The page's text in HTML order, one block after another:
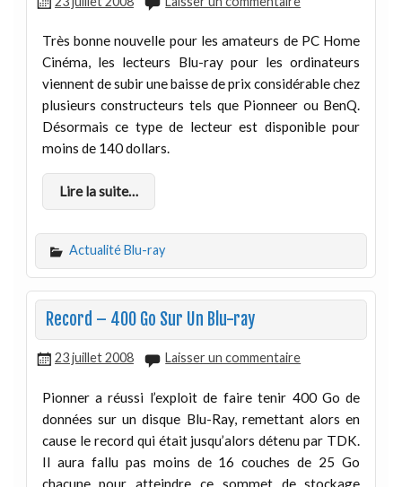
Très bonne nouvelle pour les amateurs de PC Home
Cinéma, les lecteurs Blu-ray pour les ordinateurs
viennent de subir une baisse de prix considérable chez
plusieurs constructeurs tels que Pionneer ou BenQ.
Désormais ce type de lecteur est disponible pour
moins de 140 dollars.
Lire la suite…
Actualité Blu-ray
Record – 400 Go Sur Un Blu-ray
23 juillet 2008 Laisser un commentaire
Pionner a réussi l’exploit de faire tenir 400 Go de
données sur un disque Blu-Ray, remettant alors en
cause le record qui était jusqu’alors détenu par TDK.
Il aura fallu pas moins de 16 couches de 25 Go
chacune pour atteindre ce sommet de stockage